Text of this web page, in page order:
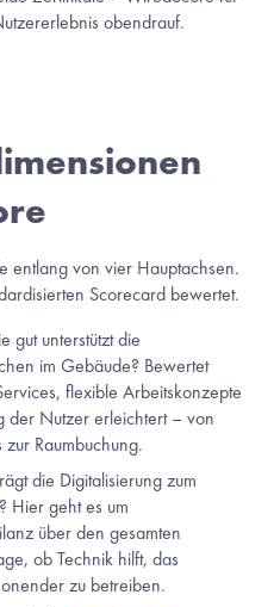
obendrauf.
entlang von vier Hauptachsen.
Scorecard bewertet.
gut unterstützt die
im Gebäude? Bewertet
flexible Arbeitskonzepte
der Nutzer erleichtert – von
Raumbuchung.
die Digitalisierung zum
Hier geht es um
über den gesamten
ob Technik hilft, das
zu betreiben.